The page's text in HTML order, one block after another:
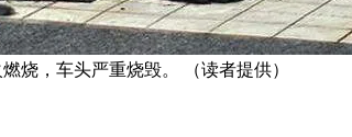
烧，车头严重烧毁。 （读者提供）